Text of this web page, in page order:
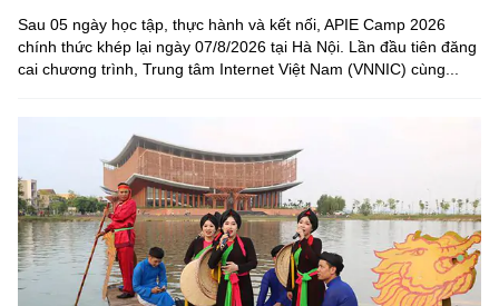
Sau 05 ngày học tập, thực hành và kết nối, APIE Camp 2026
chính thức khép lại ngày 07/8/2026 tại Hà Nội. Lần đầu tiên đăng
cai chương trình, Trung tâm Internet Việt Nam (VNNIC) cùng...